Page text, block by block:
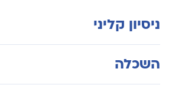
ניסיון קליני
החולים אסותא אשדוד
השכלה